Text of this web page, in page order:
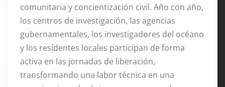
comunitaria y concientización civil. Año con año,
los centros de investigación, las agencias
gubernamentales, los investigadores del océano
y los residentes locales participan de forma
activa en las jornadas de liberación,
transformando una labor técnica en una